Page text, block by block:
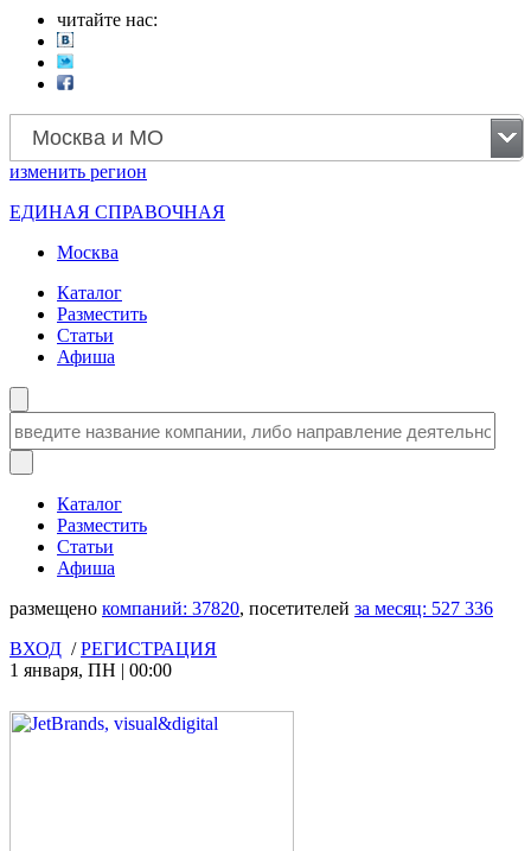
читайте нас:
Москва и МО
изменить регион
ЕДИНАЯ СПРАВОЧНАЯ
Москва
Каталог
Разместить
Статьи
Афиша
Каталог
Разместить
Статьи
Афиша
размещено компаний: 37820, посетителей за месяц: 527 336
ВХОД /РЕГИСТРАЦИЯ
1 января, ПН | 00:00